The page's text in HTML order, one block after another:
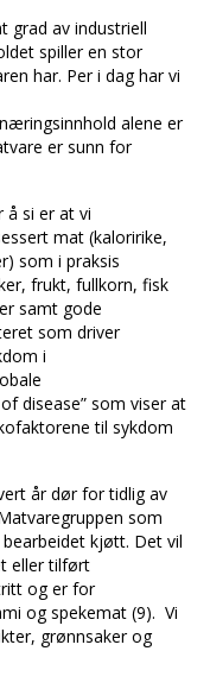
grad av industriell
spiller en stor
har. Per i dag har vi
alene er
er sunn for
si er at vi
mat (kaloririke,
som i praksis
frukt, fullkorn, fisk
samt gode
som driver
i
disease” som viser at
til sykdom
år dør for tidlig av
som
kjøtt. Det vil
eller tilført
og er for
og spekemat (9). Vi
grønnsaker og